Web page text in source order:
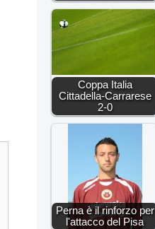
Coppa Italia
Cittadella-Carrarese
2-0
Perna è il rinforzo per
l'attacco del Pisa